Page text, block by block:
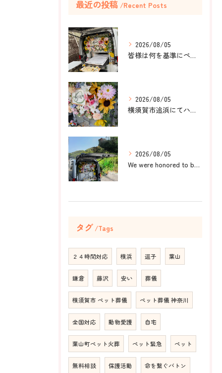
最近の投稿 Recent Posts
2026/08/05
皆様は何を基準にペット葬儀社を選びますか？
2026/08/05
横須賀市追浜にてハムスターのみかんちゃんのペット火葬のお手伝...
2026/08/05
We were honored to be by your ...
タグ Tags
２４時間対応 横浜 逗子 葉山
鎌倉 藤沢 安い 葬儀
横須賀市 ペット葬儀 ペット葬儀 神奈川
全国対応 動物愛護 自宅
葉山町ペット火葬 ペット緊急 ペット
無料相談 保護活動 命を繋ぐバトン